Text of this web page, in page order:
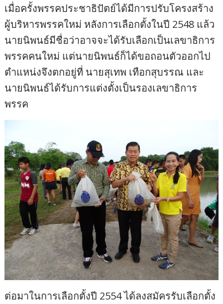
เมื่อครั้งพรรคประชาธิปัตย์ได้มีการปรับโครงสร้าง
ผู้บริหารพรรคใหม่ หลังการเลือกตั้งในปี 2548 แล้ว
นายนิพนธ์มีชื่อว่าอาจจะได้รับเลือกเป็นเลขาธิการ
พรรคคนใหม่ แต่นายนิพนธ์ก็ได้ขอถอนตัวออกไป
ตำแหน่งจึงตกอยู่ที่ นายสุเทพ เทือกสุบรรณ และ
นายนิพนธ์ได้รับการแต่งตั้งเป็นรองเลขาธิการ
พรรค
ต่อมาในการเลือกตั้งปี 2554 ได้ลงสมัครรับเลือกตั้ง